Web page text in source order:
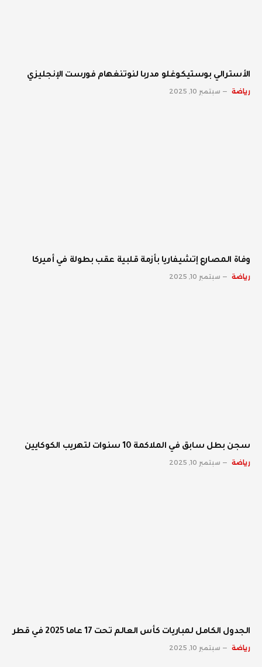
الأسترالي بوستيكوغلو مدربا لنوتنغهام فورست الإنجليزي
رياضة سبتمبر 10, 2025
وفاة المصارع إتشيفاريا بأزمة قلبية عقب بطولة في أميركا
رياضة سبتمبر 10, 2025
سجن بطل سابق في الملاكمة 10 سنوات لتهريب الكوكايين
رياضة سبتمبر 10, 2025
الجدول الكامل لمباريات كأس العالم تحت 17 عاما 2025 في قطر
رياضة سبتمبر 10, 2025